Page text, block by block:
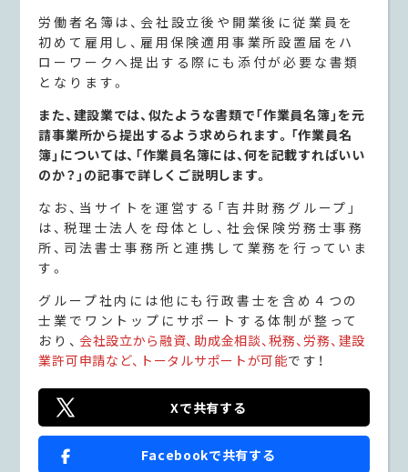
労働者名簿は、会社設立後や開業後に従業員を
初めて雇用し、雇用保険適用事業所設置届をハ
ローワークへ提出する際にも添付が必要な書類
となります。
また、建設業では、似たような書類で「作業員名簿」を元
請事業所から提出するよう求められます。「作業員名
簿」については、「作業員名簿には、何を記載すればいい
のか？」の記事で詳しくご説明します。
なお、当サイトを運営する「吉井財務グループ」
は、税理士法人を母体とし、社会保険労務士事務
所、司法書士事務所と連携して業務を行っていま
す。
グループ社内には他にも行政書士を含め４つの
士業でワントップにサポートする体制が整って
おり、 会社設立から融資、助成金相談、税務、労務、建設
業許可申請など、トータルサポートが可能です！
Xで共有する
Facebookで共有する